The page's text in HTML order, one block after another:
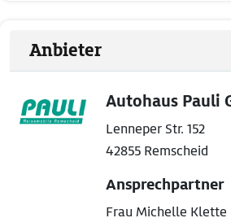
Anbieter
Autohaus Pauli
Lenneper Str. 152
42855 Remscheid
Ansprechpartner
Frau Michelle Klette